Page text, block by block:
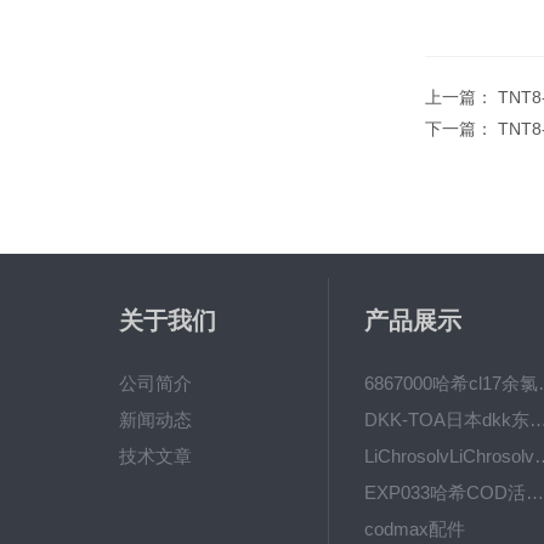
上一篇：
下一篇：
关于我们
公司简介
新闻动态
技术文章
产品展示
6867000
DKK-TOA日本dkk东亚电
EXP033哈希COD活塞泵价格 EXP033
codmax配件